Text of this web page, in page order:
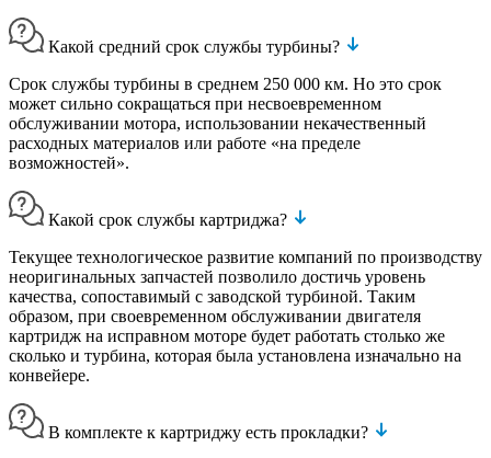
Какой средний срок службы турбины?
Срок службы турбины в среднем 250 000 км. Но это срок
может сильно сокращаться при несвоевременном
обслуживании мотора, использовании некачественный
расходных материалов или работе «на пределе
возможностей».
Какой срок службы картриджа?
Текущее технологическое развитие компаний по производству
неоригинальных запчастей позволило достичь уровень
качества, сопоставимый с заводской турбиной. Таким
образом, при своевременном обслуживании двигателя
картридж на исправном моторе будет работать столько же
сколько и турбина, которая была установлена изначально на
конвейере.
В комплекте к картриджу есть прокладки?